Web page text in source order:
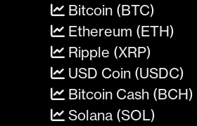
Bitcoin (BTC)
Ethereum (ETH)
Ripple (XRP)
USD Coin (USDC)
Bitcoin Cash (BCH)
Solana (SOL)